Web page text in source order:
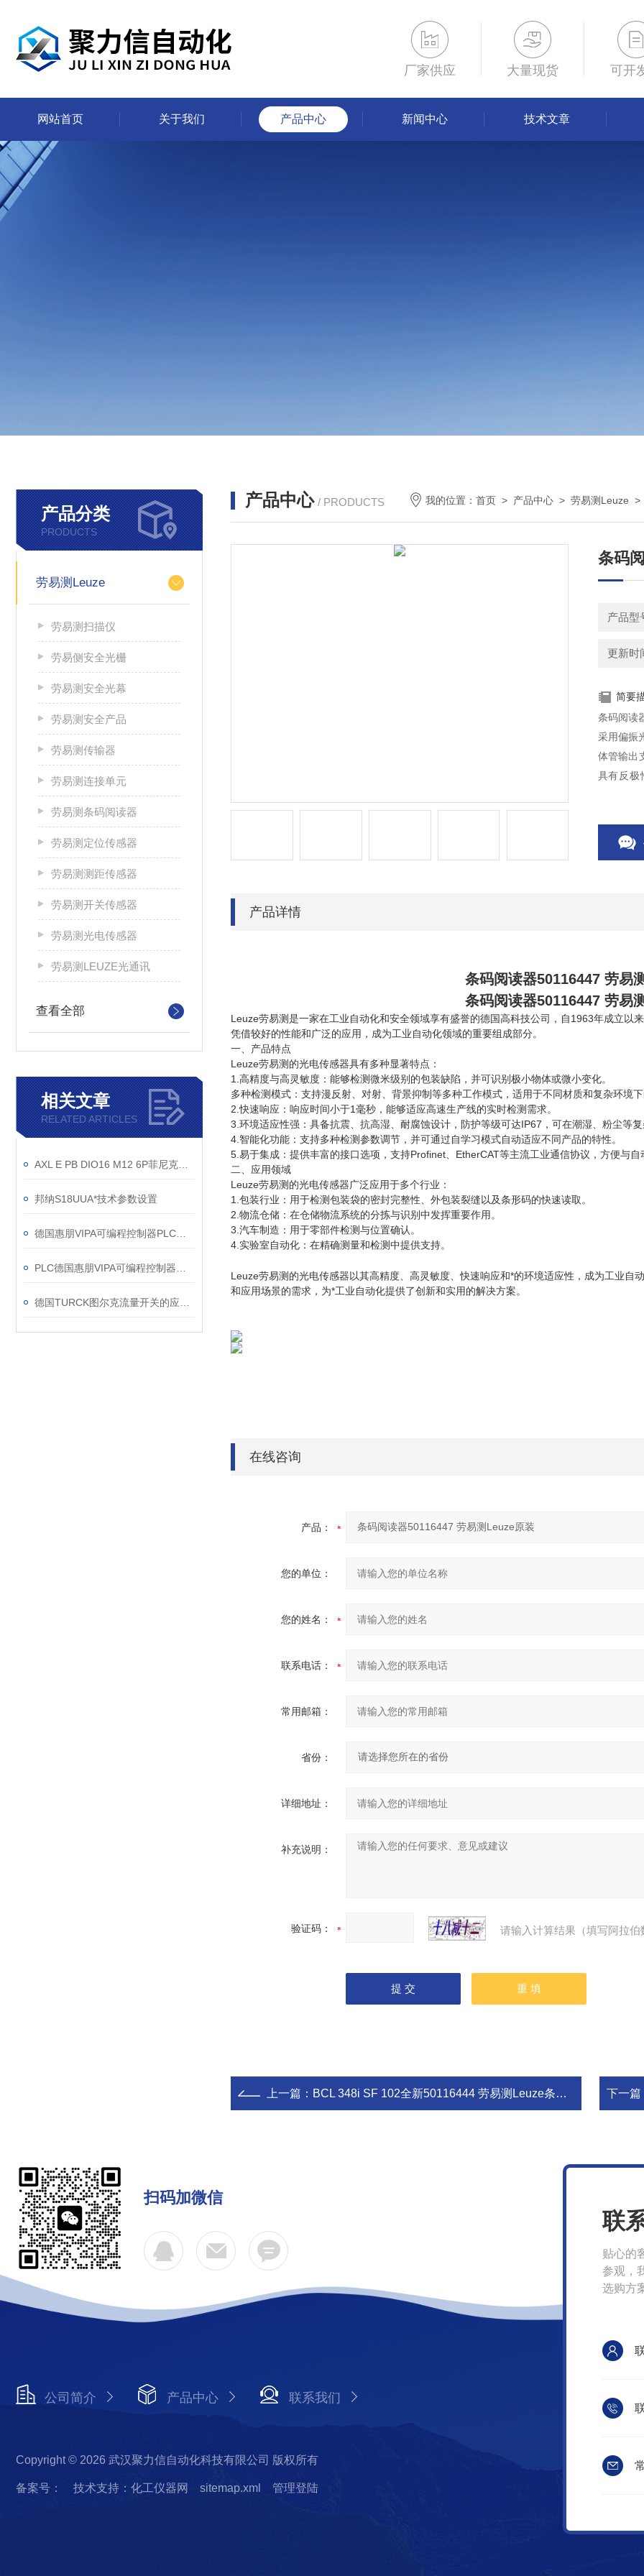
厂家供应 大量现货 可开
网站首页 关于我们 产品中心 新闻中心 技术文章
产品分类
PRODUCTS
劳易测Leuze
劳易测扫描仪
劳易侧安全光栅
劳易测安全光幕
劳易测安全产品
劳易测传输器
劳易测连接单元
劳易测条码阅读器
劳易测定位传感器
劳易测测距传感器
劳易测开关传感器
劳易测光电传感器
劳易测LEUZE光通讯
查看全部
相关文章
RELATED ARTICLES
邦纳S18UUA*技术参数设置
产品中心 / PRODUCTS 我的位置：首页 > 产品中心 >劳易测Leuze
条码
产品型
更新时
简要
条码阅读
采用偏振
体管输出
具有反极
产品详情
条码阅读器50116447 劳易
条码阅读器50116447 劳易
Leuze劳易测是一家在工业自动化和安全领域享有盛誉的德国高科技公司，自1963年成立以
凭借较好的性能和广泛的应用，成为工业自动化领域的重要组成部分。
一、产品特点
Leuze劳易测的光电传感器具有多种显著特点：
1.高精度与高灵敏度：能够检测微米级别的包装缺陷，并可识别极小物体或微小变化。
多种检测模式：支持漫反射、对射、背景抑制等多种工作模式，适用于不同材质和复杂环境下
2.快速响应：响应时间小于1毫秒，能够适应高速生产线的实时检测需求。
3.环境适应性强：具备抗震、抗高湿、耐腐蚀设计，防护等级可达IP67，可在潮湿、粉尘等复
4.智能化功能：支持多种检测参数调节，并可通过自学习模式自动适应不同产品的特性。
5.易于集成：提供丰富的接口选项，支持Profinet、EtherCAT等主流工业通信协议，方便与自
二、应用领域
Leuze劳易测的光电传感器广泛应用于多个行业：
1.包装行业：用于检测包装袋的密封完整性、外包装裂缝以及条形码的快速读取。
2.物流仓储：在仓储物流系统的分拣与识别中发挥重要作用。
3.汽车制造：用于零部件检测与位置确认。
4.实验室自动化：在精确测量和检测中提供支持。
Leuze劳易测的光电传感器以其高精度、高灵敏度、快速响应和*的环境适应性，成为工业自
和应用场景的需求，为*工业自动化提供了创新和实用的解决方案。
在线咨询
产品：
您的单位：
您的姓名：
联系电话：
常用邮箱：
省份：
详细地址：
补充说明：
验证码： 请输入计算结果（填写阿拉
上一篇： BCL 348i SF 102全新50116444 劳易测Leuze条码阅读器 下一篇
扫码加微信
公司简介 产品中心 联系我们
Copyright © 2026 武汉聚力信自动化科技有限公司 版权所有
备案号： 技术支持：化工仪器网 sitemap.xml 管理登陆
联
贴心的
参观，
选购方